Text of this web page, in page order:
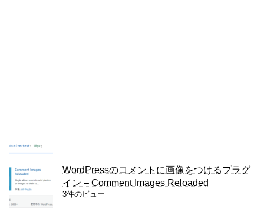
WordPressのコメントに画像をつけるプラグ
イン – Comment Images Reloaded
3件のビュー